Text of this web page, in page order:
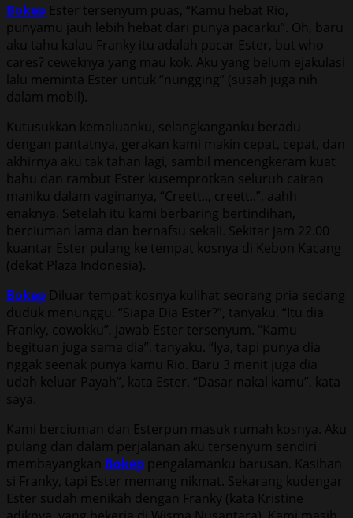
Bokep Ester tersenyum puas, “Kamu hebat Rio,
punyamu jauh lebih hebat dari punya pacarku”. Oh, baru
aku tahu kalau Franky itu adalah pacar Ester, but who
cares? ceweknya yang mau kok. Aku yang belum ejakulasi
lalu meminta Ester untuk “nungging” (susah juga nih
dalam mobil).
Kutusukkan kemaluanku, selangkanganku beradu
dengan pantatnya, gerakan kami makin cepat, cepat, dan
akhirnya aku tak tahan lagi, sambil mencengkeram kuat
bahu dan rambut Ester kusemprotkan seluruh cairan
maniku dalam vaginanya, “Creett.., creett..”, aahh
enaknya. Setelah itu kami berbaring bertindihan,
berciuman lama dan bernafsu sekali. Sekitar jam 22.00
kuantar Ester pulang ke tempat kosnya di Kebon Kacang
(dekat Plaza Indonesia).
Bokep Diluar tempat kosnya kulihat seorang pria sedang
duduk menunggu. “Siapa Dia Ester?”, tanyaku. “Itu dia
Franky, cowokku”, jawab Ester tersenyum. “Kamu
begituan juga sama dia”, tanyaku. “Iya, tapi punya dia
nggak seenak punya kamu Rio. Baru 3 menit juga dia
udah keluar Payah”, kata Ester. “Dasar nakal kamu”, kata
saya.
Kami berciuman dan Esterpun masuk rumah kosnya. Aku
pulang dan dalam perjalanan aku tersenyum sendiri
membayangkan Bokep pengalamanku barusan. Kasihan
si Franky, tapi Ester memang nikmat. Sekarang kudengar
Ester sudah menikah dengan Franky (kata Kristine